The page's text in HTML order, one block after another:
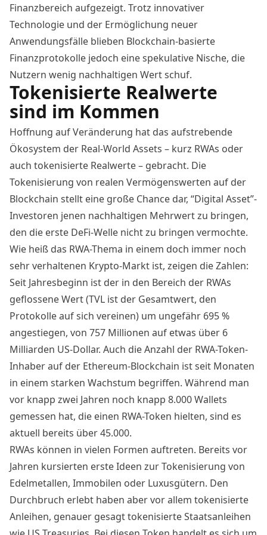
Finanzbereich aufgezeigt. Trotz innovativer
Technologie und der Ermöglichung neuer
Anwendungsfälle blieben Blockchain-basierte
Finanzprotokolle jedoch eine spekulative Nische, die
Nutzern wenig nachhaltigen Wert schuf.
Tokenisierte Realwerte
sind im Kommen
Hoffnung auf Veränderung hat das aufstrebende
Ökosystem der Real-World Assets – kurz RWAs oder
auch tokenisierte Realwerte – gebracht. Die
Tokenisierung von realen Vermögenswerten auf der
Blockchain stellt eine große Chance dar, “Digital Asset”-
Investoren jenen nachhaltigen Mehrwert zu bringen,
den die erste DeFi-Welle nicht zu bringen vermochte.
Wie heiß das RWA-Thema in einem doch immer noch
sehr verhaltenen Krypto-Markt ist, zeigen die Zahlen:
Seit Jahresbeginn ist der in den Bereich der RWAs
geflossene Wert (TVL ist der Gesamtwert, den
Protokolle auf sich vereinen) um ungefähr 695 %
angestiegen, von 757 Millionen auf etwas über 6
Milliarden US-Dollar. Auch die Anzahl der RWA-Token-
Inhaber auf der Ethereum-Blockchain ist seit Monaten
in einem starken Wachstum begriffen. Während man
vor knapp zwei Jahren noch knapp 8.000 Wallets
gemessen hat, die einen RWA-Token hielten, sind es
aktuell bereits über 45.000.
RWAs können in vielen Formen auftreten. Bereits vor
Jahren kursierten erste Ideen zur Tokenisierung von
Edelmetallen, Immobilen oder Luxusgütern. Den
Durchbruch erlebt haben aber vor allem tokenisierte
Anleihen, genauer gesagt tokenisierte Staatsanleihen